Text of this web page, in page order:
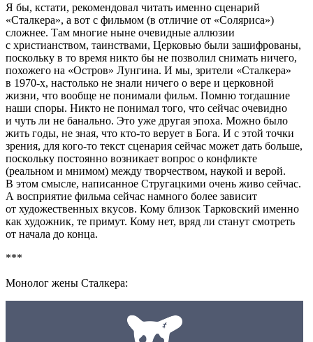
Я бы, кстати, рекомендовал читать именно сценарий
«Сталкера», а вот с фильмом (в отличие от «Соляриса»)
сложнее. Там многие ныне очевидные аллюзии
с христианством, таинствами, Церковью были зашифрованы,
поскольку в то время никто бы не позволил снимать ничего,
похожего на «Остров» Лунгина. И мы, зрители «Сталкера»
в 1970-х, настолько не знали ничего о вере и церковной
жизни, что вообще не понимали фильм. Помню тогдашние
наши споры. Никто не понимал того, что сейчас очевидно
и чуть ли не банально. Это уже другая эпоха. Можно было
жить годы, не зная, что кто-то верует в Бога. И с этой точки
зрения, для кого-то текст сценария сейчас может дать больше,
поскольку постоянно возникает вопрос о конфликте
(реальном и мнимом) между творчеством, наукой и верой.
В этом смысле, написанное Стругацкими очень живо сейчас.
А восприятие фильма сейчас намного более зависит
от художественных вкусов. Кому близок Тарковский именно
как художник, те примут. Кому нет, вряд ли станут смотреть
от начала до конца.
***
Монолог жены Сталкера: